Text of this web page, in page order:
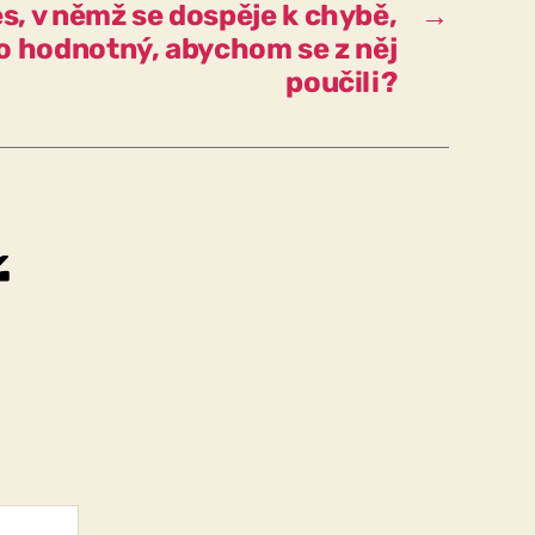
podle
očekávání?
→
v němž se dospěje k chybě,
hodnotný, abychom se z něj
poučili?